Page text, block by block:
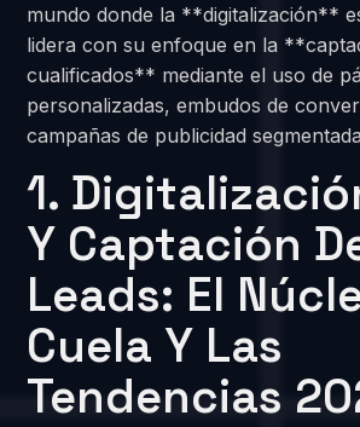
mundo donde la **digitalización**
lidera con su enfoque en la
cualificados** mediante el uso de
personalizadas, embudos de
campañas de publicidad
1.
Y Captación
Leads: El
Cuela Y Las
Tendencias